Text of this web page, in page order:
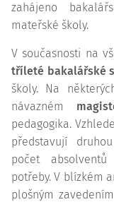
zahájeno
mateřské školy.
V současnosti na
tříleté bakalářské
školy. Na
návazném
pedagogika.
představují
počet
potřeby. V blízkém
plošným